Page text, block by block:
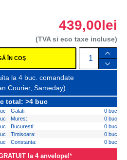
439,00lei
(TVA si eco taxe incluse)
ÎN COŞ
la 4 buc. comandate
Courier, Sameday)
total: >4 buc
Galati:
0 buc
Mures:
0 buc
Bucuresti:
0 buc
Timisoara:
0 buc
Constanta: 0 buc
la 4 anvelope!*